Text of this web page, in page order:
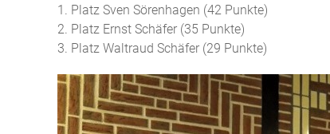
1. Platz Sven Sörenhagen (42 Punkte)
2. Platz Ernst Schäfer (35 Punkte)
3. Platz Waltraud Schäfer (29 Punkte)